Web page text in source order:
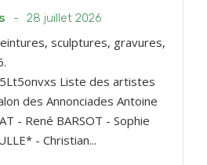
- 28 juillet 2026
sculptures, gravures,
Liste des artistes
des Annonciades Antoine
- René BARSOT - Sophie
- Christian...